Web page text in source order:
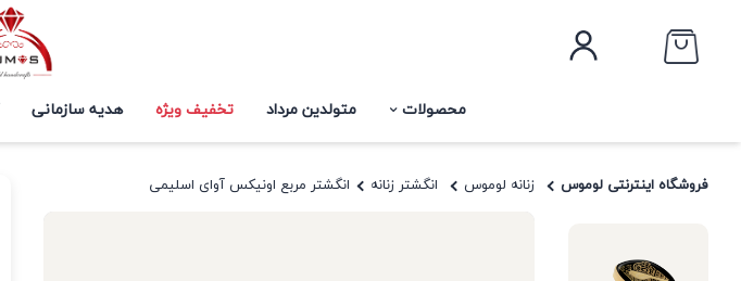
محصولات متولدین مرداد تخفیف ویژه هدیه سازمانی
فروشگاه اینترنتی لوموس زنانه لوموس انگشتر زنانه انگشتر مربع اونیکس آوای اسلیمی